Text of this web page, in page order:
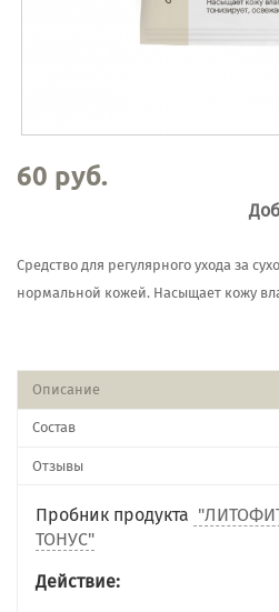
60 руб.
Средство для регулярного ухода за
нормальной кожей. Насыщает кожу
Описание
Состав
Отзывы
Пробник продукта
ТОНУС"
Действие: